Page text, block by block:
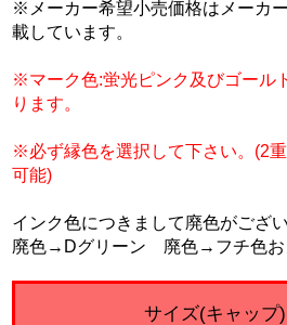
※メーカー希望小売価格はメーカ
載しています。
※マーク色:蛍光ピンク及びゴール
ります。
※必ず縁色を選択して下さい。(2
可能)
インク色につきまして廃色がござい
廃色→Dグリーン 廃色→フチ色お
サイズ(キャッ